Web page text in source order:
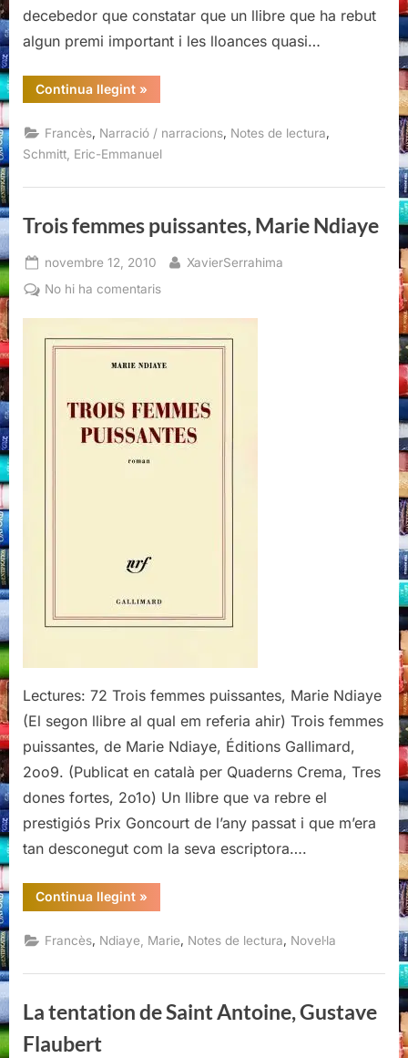
decebedor que constatar que un llibre que ha rebut
algun premi important i les lloances quasi…
Continua llegint“Concerto
à
mémoire
d’un
ange,
Schmitt”
»
Francès Narració / narracions Notes de lectura
Schmitt, Eric-Emmanuel
Trois femmes puissantes, Marie Ndiaye
Posted
on
novembre 12, 2010 By
XavierSerrahima
No hi ha comentarisa
puissantes,
Marie
Lectures: 72 Trois femmes puissantes, Marie Ndiaye
(El segon llibre al qual em referia ahir) Trois femmes
puissantes, de Marie Ndiaye, Éditions Gallimard,
2oo9. (Publicat en català per Quaderns Crema, Tres
dones fortes, 2o1o) Un llibre que va rebre el
prestigiós Prix Goncourt de l’any passat i que m’era
tan desconegut com la seva escriptora….
Continua llegint“Trois
femmes
Marie
Ndiaye”
»
Francès, Ndiaye, Marie, Notes de lectura, Novel·la
La tentation de Saint Antoine, Gustave
Flaubert